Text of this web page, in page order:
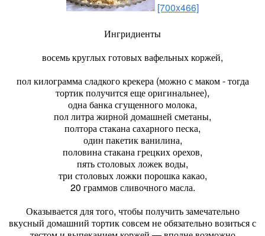
[700x466]
Ингридиенты
восемь круглых готовых вафельных коржей,
пол килограмма сладкого крекера (можно с маком - тогда
тортик получится еще оригинальнее),
одна банка сгущенного молока,
пол литра жирной домашней сметаны,
полтора стакана сахарного песка,
один пакетик ванилина,
половина стакана грецких орехов,
пять столовых ложек воды,
три столовых ложки порошка какао,
20 граммов сливочного масла.
Оказывается для того, чтобы получить замечательно
вкусный домашний тортик совсем не обязательно возиться с